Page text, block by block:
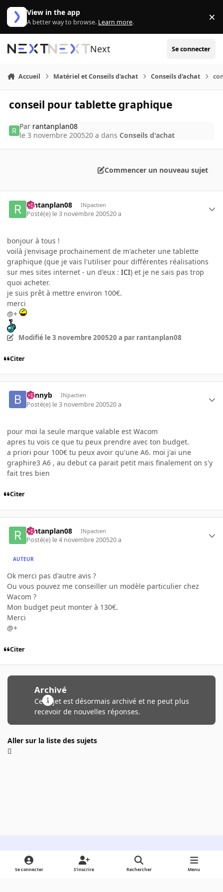
Aller au contenu
View in the app
A better way to browse. Learn more. ×
Next Se connecter
Accueil Matériel et Conseils d'achat Conseils d'achat
conseil pour tablette graphique
Par rantanplan08
le 3 novembre 200520 a dans Conseils d'achat
Commencer un nouveau sujet
rantanplan08 INpactien
Posté(e) le 3 novembre 200520 a
bonjour à tous !
voilà j'envisage prochainement de m'acheter une tablette
graphique (que je vais l'utiliser pour différentes réalisations
sur mes sites internet - un d'eux : ICI) et je ne sais pas trop
quoi acheter.
je suis prêt à mettre environ 100€.
merci
@+
Modifié le 3 novembre 200520 a par rantanplan08
Citer
bennyb INpactien
Posté(e) le 3 novembre 200520 a
pour moi la seule marque valable est Wacom
apres tu vois ce que tu peux prendre avec ton budget.
a priori pour 100€ tu peux avoir qu'une A6. moi j'ai une
graphire3 A6 , au debut ca parait petit mais finalement on s'y
fait tres bien
Citer
rantanplan08 INpactien
Posté(e) le 4 novembre 200520 a
AUTEUR
Ok merci pas d'autre avis ?
Ou vous pouvez me conseiller un modèle particulier chez
Wacom ?
Mon budget peut monter à 130€.
Merci
@+
Citer
Archivé
Ce sujet est désormais archivé et ne peut plus
recevoir de nouvelles réponses.
Aller sur la liste des sujets
Light ModeDark ModeSystem Preference
Se connecter S’inscrire Rechercher Menu